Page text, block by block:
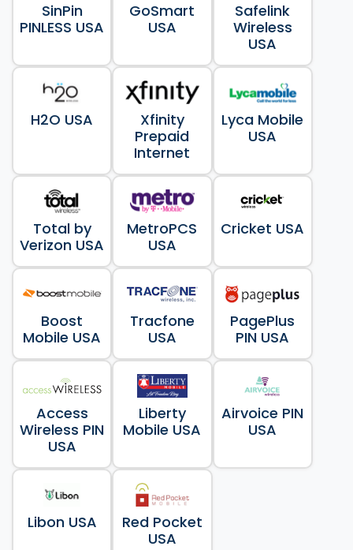
SinPin
PINLESS USA
GoSmart
USA
Safelink
Wireless
USA
H2O USA
Xfinity
Prepaid
Internet
Lyca Mobile
USA
Total by
Verizon USA
MetroPCS
USA
Cricket USA
Boost
Mobile USA
Tracfone
USA
PagePlus
PIN USA
Access
Wireless PIN
USA
Liberty
Mobile USA
Airvoice PIN
USA
Libon USA
Red Pocket
USA